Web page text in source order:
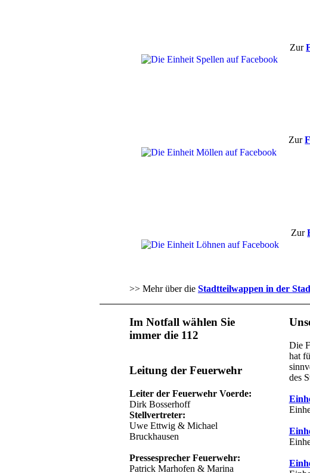
Zur
Zur
Zur
>> Mehr über die Stadtteilwappen in der
Im Notfall wählen Sie
immer die 112
Leitung der Feuerwehr
Leiter der Feuerwehr Voerde:
Dirk Bosserhoff
Stellvertreter:
Uwe Ettwig & Michael
Bruckhausen
Pressesprecher Feuerwehr:
Patrick Marhofen & Marina
Die
hat
des